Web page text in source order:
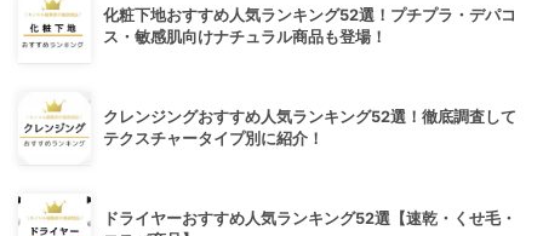
化粧下地おすすめ人気ランキング52選！プチプラ・デパコ
ス・敏感肌向けナチュラル商品も登場！
クレンジングおすすめ人気ランキング52選！徹底調査して
テクスチャータイプ別に紹介！
ドライヤーおすすめ人気ランキング52選【速乾・くせ毛・